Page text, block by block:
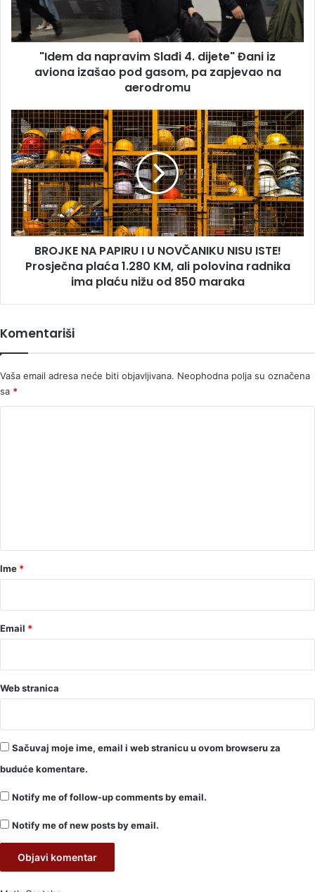
Đani
aviona
zapjevao
na
aerodromu
"Idem da napravim Slađi 4. dijete" Đani iz
aviona izašao pod gasom, pa zapjevao na
aerodromu
BROJKE
NA
PAPIRU
I
U
NOVČANIKU
NISU
ISTE!
Prosječna
1.280
polovina
ima
plaću
od
BROJKE NA PAPIRU I U NOVČANIKU NISU ISTE!
Prosječna plaća 1.280 KM, ali polovina radnika
ima plaću nižu od 850 maraka
Komentariši
Vaša email adresa neće biti objavljivana. Neophodna polja su označena
sa *
rIme *
Email *
Web stranica
Sačuvaj moje ime, email i web stranicu u ovom browseru za
buduće komentare.
Notify me of follow-up comments by email.
Notify me of new posts by email.